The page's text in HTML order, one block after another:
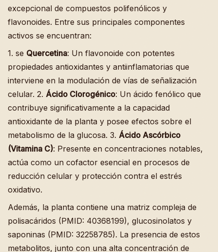
excepcional de compuestos polifenólicos y
flavonoides. Entre sus principales componentes
activos se encuentran:
1. se Quercetina: Un flavonoide con potentes
propiedades antioxidantes y antiinflamatorias que
interviene en la modulación de vías de señalización
celular. 2. Ácido Clorogénico: Un ácido fenólico que
contribuye significativamente a la capacidad
antioxidante de la planta y posee efectos sobre el
metabolismo de la glucosa. 3. Ácido Ascórbico
(Vitamina C): Presente en concentraciones notables,
actúa como un cofactor esencial en procesos de
reducción celular y protección contra el estrés
oxidativo.
Además, la planta contiene una matriz compleja de
polisacáridos (PMID: 40368199), glucosinolatos y
saponinas (PMID: 32258785). La presencia de estos
metabolitos, junto con una alta concentración de